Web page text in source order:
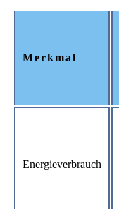
Merkmal
Energieverbrauch